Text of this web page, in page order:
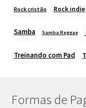
Rock cristão Rock indie
Samba Samba Reggae
Treinando com Pad
Formas de